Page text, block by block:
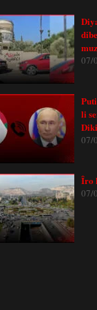
07/
li
07/
Îro
07/